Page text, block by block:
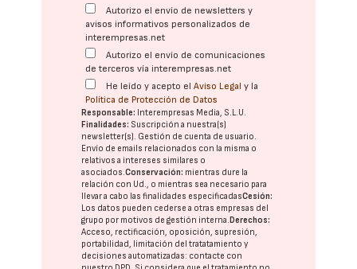
Autorizo el envío de newsletters y
avisos informativos personalizados de
interempresas.net
Autorizo el envío de comunicaciones
de terceros vía interempresas.net
He leído y acepto elAviso Legal y la
Política de Protección de Datos
Responsable: Interempresas Media, S.L.U.
Finalidades: Suscripción a nuestra(s)
newsletter(s). Gestión de cuenta de usuario.
Envío de emails relacionados con la misma o
relativos a intereses similares o
asociados.Conservación: mientras dure la
relación con Ud., o mientras sea necesario para
llevar a cabo las finalidades especificadasCesión:
Los datos pueden cederse a otras empresas del
grupo por motivos de gestión interna. Derechos:
Acceso, rectificación, oposición, supresión,
portabilidad, limitación del tratatamiento y
decisiones automatizadas: contacte con